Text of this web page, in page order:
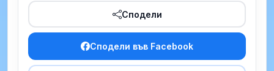
Сподели
Сподели във Facebook